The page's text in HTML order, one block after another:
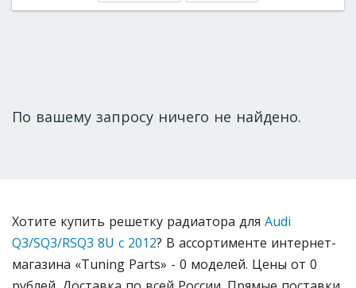
По вашему запросу ничего не найдено.
Хотите купить решетку радиатора для Audi
Q3/SQ3/RSQ3 8U с 2012? В ассортименте интернет-
магазина «Tuning Parts» - 0 моделей. Цены от 0